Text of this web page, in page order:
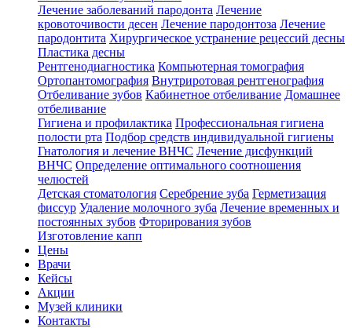
Лечение заболеваний пародонта Лечение
кровоточивости десен Лечение пародонтоза Лечение
пародонтита Хирургическое устранение рецессий десны
Пластика десны
Рентгенодиагностика Компьютерная томография
Ортопантомография Внутриротовая рентгенография
Отбеливание зубов Кабинетное отбеливание Домашнее
отбеливание
Гигиена и профилактика Профессиональная гигиена
полости рта Подбор средств индивидуальной гигиены
Гнатология и лечение ВНЧС Лечение дисфункций
ВНЧС Определение оптимального соотношения
челюстей
Детская стоматология Серебрение зуба Герметизация
фиссур Удаление молочного зуба Лечение временных и
постоянных зубов Фторирования зубов
Изготовление капп
Цены
Врачи
Кейсы
Акции
Музей клиники
Контакты